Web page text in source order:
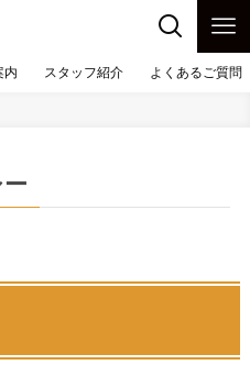
内 スタッフ紹介 よくあるご質問